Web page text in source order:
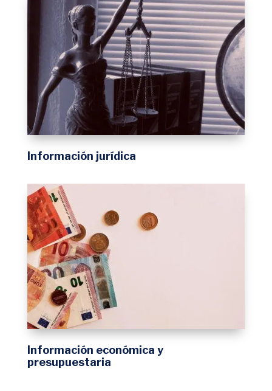
Información jurídica
Información económica y
presupuestaria